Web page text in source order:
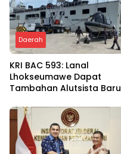
Daerah
KRI BAC 593: Lanal
Lhokseumawe Dapat
Tambahan Alutsista Baru